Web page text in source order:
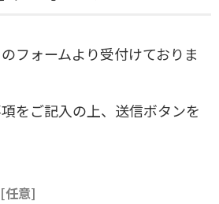
フォームより受付けておりま
をご記入の上、送信ボタンを
意]